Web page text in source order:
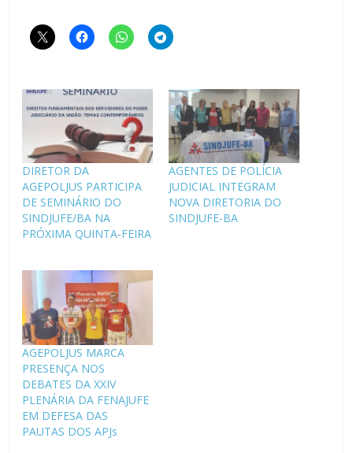
DIRETOR DA
AGEPOLJUS PARTICIPA
DE SEMINÁRIO DO
SINDJUFE/BA NA
PRÓXIMA QUINTA-FEIRA
AGENTES DE POLÍCIA
JUDICIAL INTEGRAM
NOVA DIRETORIA DO
SINDJUFE-BA
AGEPOLJUS MARCA
PRESENÇA NOS
DEBATES DA XXIV
PLENÁRIA DA FENAJUFE
EM DEFESA DAS
PAUTAS DOS APJs